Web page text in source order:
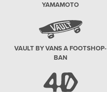
YAMAMOTO
VAULT BY VANS A FOOTSHOP-
BAN